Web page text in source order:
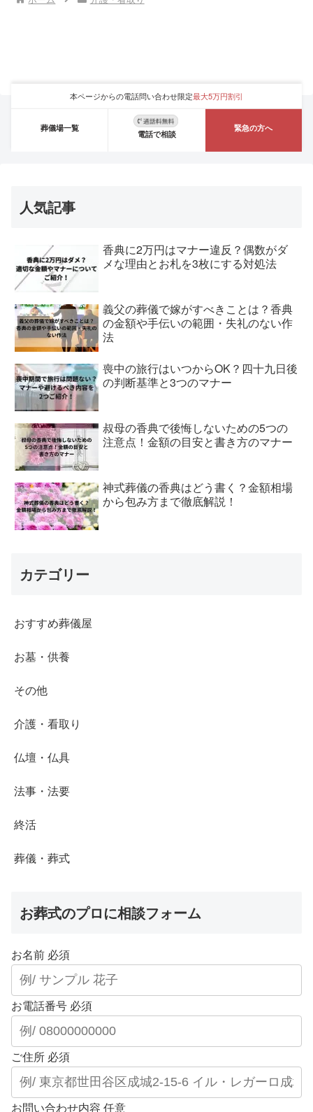
本ページからの電話問い合わせ限定最大5万円割引
葬儀場一覧
電話で相談
緊急の方へ
人気記事
香典に2万円はマナー違反？偶数がダ
メな理由とお札を3枚にする対処法
義父の葬儀で嫁がすべきことは？香典
の金額や手伝いの範囲・失礼のない作
法
喪中の旅行はいつからOK？四十九日後
の判断基準と3つのマナー
叔母の香典で後悔しないための5つの
注意点！金額の目安と書き方のマナー
神式葬儀の香典はどう書く？金額相場
から包み方まで徹底解説！
カテゴリー
おすすめ葬儀屋
お墓・供養
その他
介護・看取り
仏壇・仏具
法事・法要
終活
葬儀・葬式
お葬式のプロに相談フォーム
お名前 必須
お電話番号 必須
ご住所 必須
お問い合わせ内容 任意